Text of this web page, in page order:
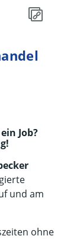
Job?
und am
ohne